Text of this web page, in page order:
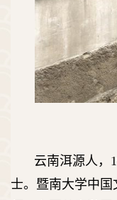
云南洱源人，
士。暨南大学中